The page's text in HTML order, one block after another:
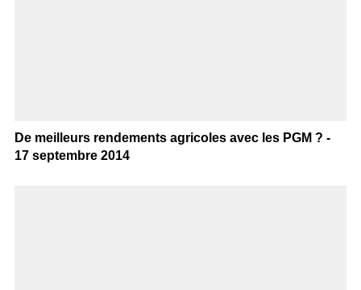
De meilleurs rendements agricoles avec les PGM ? -
17 septembre 2014